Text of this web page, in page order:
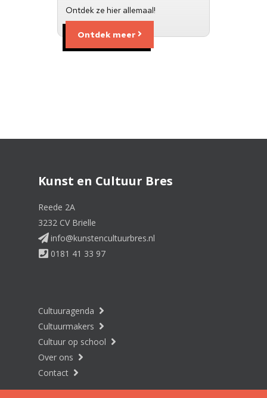
Ontdek ze hier allemaal!
Ontdek meer
Kunst en Cultuur Bres
Reede 2A
3232 CV Brielle
info@kunstencultuurbres.nl
0181 41 33 97
Cultuuragenda
Cultuurmakers
Cultuur op school
Over ons
Contact